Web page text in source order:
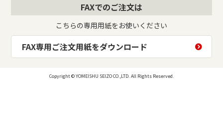
FAXでのご注文は
こちらの専用用紙をお使いください
FAX専用ご注文用紙をダウンロード
Copyright © YOMEISHU SEIZO CO.,LTD. All Rights Reserved.